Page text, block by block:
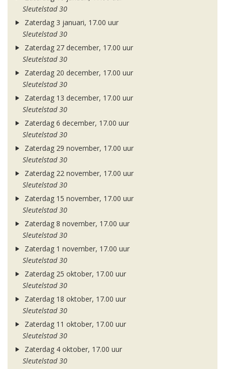
Sleutelstad 30
Zaterdag 3 januari, 17.00 uur
Sleutelstad 30
Zaterdag 27 december, 17.00 uur
Sleutelstad 30
Zaterdag 20 december, 17.00 uur
Sleutelstad 30
Zaterdag 13 december, 17.00 uur
Sleutelstad 30
Zaterdag 6 december, 17.00 uur
Sleutelstad 30
Zaterdag 29 november, 17.00 uur
Sleutelstad 30
Zaterdag 22 november, 17.00 uur
Sleutelstad 30
Zaterdag 15 november, 17.00 uur
Sleutelstad 30
Zaterdag 8 november, 17.00 uur
Sleutelstad 30
Zaterdag 1 november, 17.00 uur
Sleutelstad 30
Zaterdag 25 oktober, 17.00 uur
Sleutelstad 30
Zaterdag 18 oktober, 17.00 uur
Sleutelstad 30
Zaterdag 11 oktober, 17.00 uur
Sleutelstad 30
Zaterdag 4 oktober, 17.00 uur
Sleutelstad 30